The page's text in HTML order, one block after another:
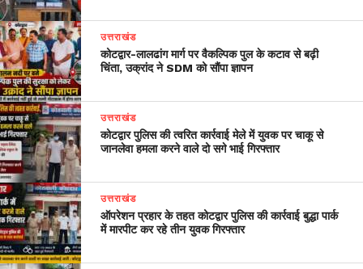
उत्तराखंड
​कोटद्वार-लालढांग मार्ग पर वैकल्पिक पुल के कटाव से बढ़ी
चिंता, उक्रांद ने SDM को सौंपा ज्ञापन
उत्तराखंड
कोटद्वार पुलिस की त्वरित कार्रवाई मेले में युवक पर चाकू से
जानलेवा हमला करने वाले दो सगे भाई गिरफ्तार
उत्तराखंड
ऑपरेशन प्रहार के तहत कोटद्वार पुलिस की कार्रवाई बुद्धा पार्क
में मारपीट कर रहे तीन युवक गिरफ्तार